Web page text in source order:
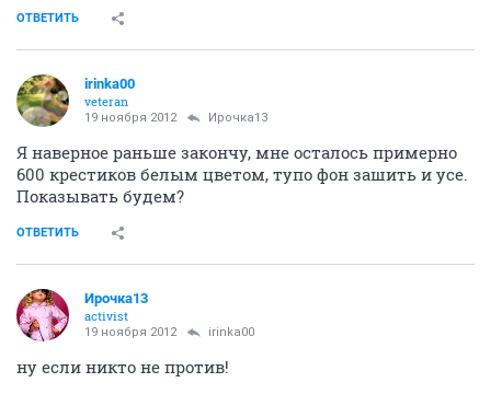
ОТВЕТИТЬ
irinka00
veteran
19 ноября 2012 Ирочка13
Я наверное раньше закончу, мне осталось примерно
600 крестиков белым цветом, тупо фон зашить и усе.
Показывать будем?
ОТВЕТИТЬ
Ирочка13
activist
19 ноября 2012 irinka00
ну если никто не против!